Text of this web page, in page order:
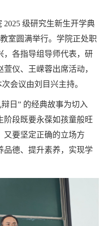
2025 级研究生新生开学典
室圆满举行。学院正处职
，各指导组导师代表，研
仪、 王嵘蓉出席活动，
次会议由刘目兴主持。
日” 的经典故事为切入
阶段既要永葆如孩童般旺
又要坚定正确的立场方
品德、提升素养，实现学